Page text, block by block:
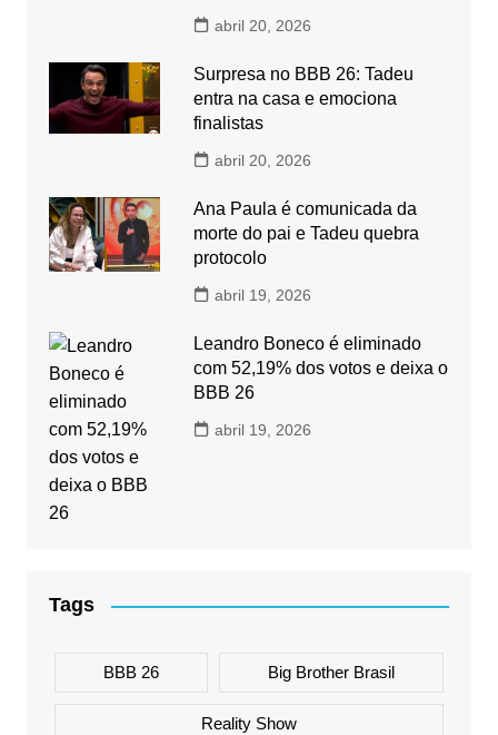
abril 20, 2026
Surpresa no BBB 26: Tadeu
entra na casa e emociona
finalistas
abril 20, 2026
Ana Paula é comunicada da
morte do pai e Tadeu quebra
protocolo
abril 19, 2026
Leandro Boneco é eliminado
com 52,19% dos votos e deixa o
BBB 26
abril 19, 2026
Tags
BBB 26 Big Brother Brasil
Reality Show